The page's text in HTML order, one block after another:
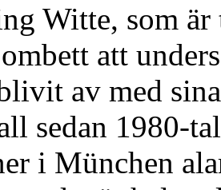
Witte, som
att
av med
sedan 1980-
i München